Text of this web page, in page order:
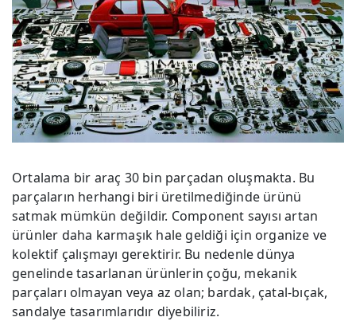
Ortalama bir araç 30 bin parçadan oluşmakta. Bu
parçaların herhangi biri üretilmediğinde ürünü
satmak mümkün değildir. Component sayısı artan
ürünler daha karmaşık hale geldiği için organize ve
kolektif çalışmayı gerektirir. Bu nedenle dünya
genelinde tasarlanan ürünlerin çoğu, mekanik
parçaları olmayan veya az olan; bardak, çatal-bıçak,
sandalye tasarımlarıdır diyebiliriz.